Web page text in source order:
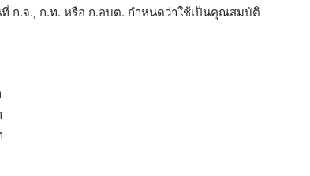
ก.จ., ก.ท. หรือ ก.อบต. กำหนดว่าใช้เป็นคุณสมบัติ